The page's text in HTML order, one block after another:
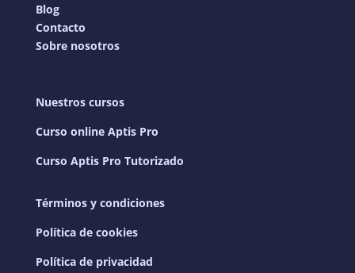
Blog
Contacto
Sobre nosotros
Nuestros cursos
Curso online Aptis Pro
Curso Aptis Pro Tutorizado
Términos y condiciones
Política de cookies
Política de privacidad